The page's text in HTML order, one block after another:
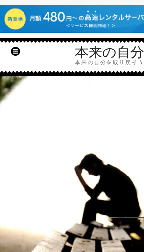
本来の自分
本来の自分を取り戻そう